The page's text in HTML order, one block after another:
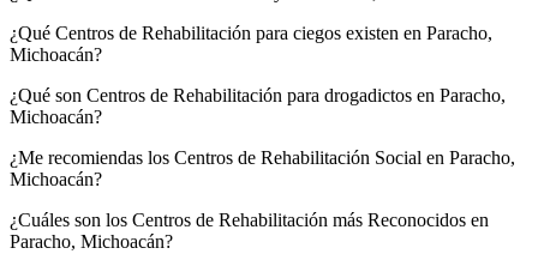
¿Qué Centros de Rehabilitación para ciegos existen en Paracho,
Michoacán?
¿Qué son Centros de Rehabilitación para drogadictos en Paracho,
Michoacán?
¿Me recomiendas los Centros de Rehabilitación Social en Paracho,
Michoacán?
¿Cuáles son los Centros de Rehabilitación más Reconocidos en
Paracho, Michoacán?